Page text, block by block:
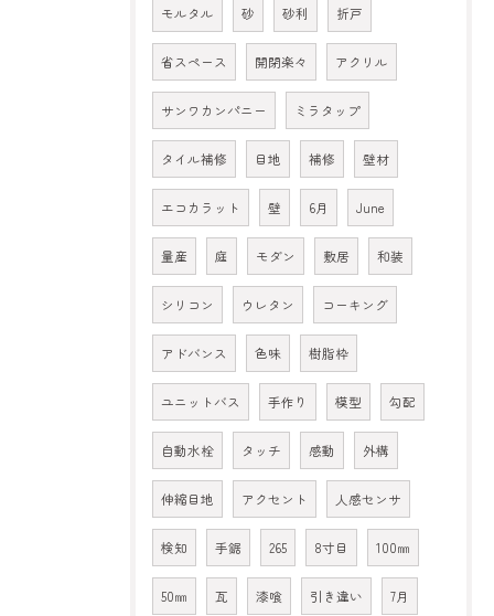
モルタル 砂 砂利 折戸
省スペース 開閉楽々 アクリル
サンワカンパニー ミラタップ
タイル補修 目地 補修 壁材
エコカラット 壁 6月 June
量産 庭 モダン 敷居 和装
シリコン ウレタン コーキング
アドバンス 色味 樹脂枠
ユニットバス 手作り 模型 勾配
自動水栓 タッチ 感動 外構
伸縮目地 アクセント 人感センサ
検知 手鋸 265 8寸目 100㎜
50㎜ 瓦 漆喰 引き違い 7月